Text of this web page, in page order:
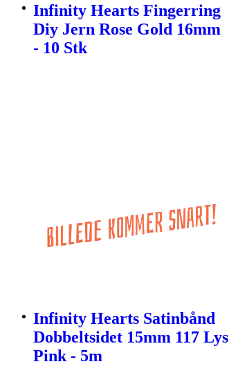
Infinity Hearts Fingerring
Diy Jern Rose Gold 16mm
- 10 Stk
Infinity Hearts Satinbånd
Dobbeltsidet 15mm 117 Lys
Pink - 5m